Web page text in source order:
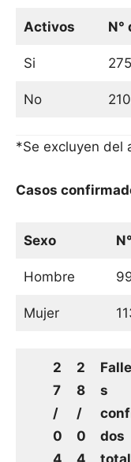
Activos N°
Si 275
No
*Se excluyen del
Casos
Sexo
Hombre
Mujer
2
7
/
0
2
8
/
0
s
dos